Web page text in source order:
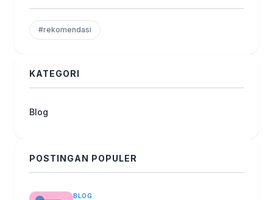
#rekomendasi
KATEGORI
Blog
POSTINGAN POPULER
BLOG